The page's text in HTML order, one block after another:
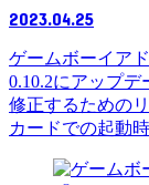
2023.04.25
ゲームボーイア
0.10.2にアップ
修正するための
カードでの起動